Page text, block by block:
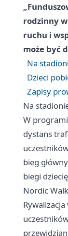
rodzinny
ruchu i
może być
Na
Dzieci
Zapisy
Na
W
dystans
bieg
biegi
Nordic